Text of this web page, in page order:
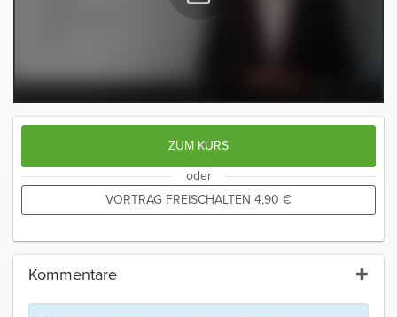
ZUM KURS
oder
VORTRAG FREISCHALTEN 4,90 €
Kommentare